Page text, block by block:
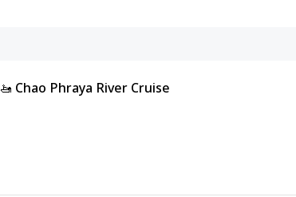
🚤 Chao Phraya River Cruise